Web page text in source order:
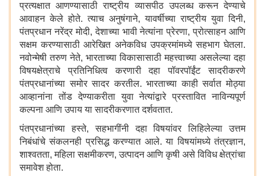
प्रत्यक्षात आणण्यासाठी राष्ट्रीय व्यासपीठ उपलब्ध करून देण्याचे
आवाहन केले होते. त्याच अनुषंगाने, यावर्षीच्या राष्ट्रीय युवा दिनी,
पंतप्रधान नरेंद्र मोदी, देशाच्या भावी नेत्यांना प्रेरणा, प्रोत्साहन आणि
सक्षम करण्यासाठी आरेखित अनेकविध उपक्रमांमध्ये सहभाग घेतला.
नवोन्मेषी तरुण नेते, भारताच्या विकासासाठी महत्त्वाच्या असलेल्या दहा
विषयक्षेत्राचे प्रतिनिधित्व करणारी दहा पॉवरपॉईंट सादरीकरणे
पंतप्रधानांच्या समोर सादर करतील. भारताच्या काही सर्वात मोठ्या
आव्हानांना तोंड देण्याकरीता युवा नेत्यांद्वारे प्रस्तावित नाविन्यपूर्ण
कल्पना आणि उपाय या सादरीकरणात दर्शवतात.
पंतप्रधानांच्या हस्ते, सहभागींनी दहा विषयांवर लिहिलेल्या उत्तम
निबंधांचे संकलनही प्रसिद्ध करण्यात आले. या विषयांमध्ये तंत्रज्ञान,
शाश्वतता, महिला सक्षमीकरण, उत्पादन आणि कृषी असे विविध क्षेत्रांचा
समावेश होता.